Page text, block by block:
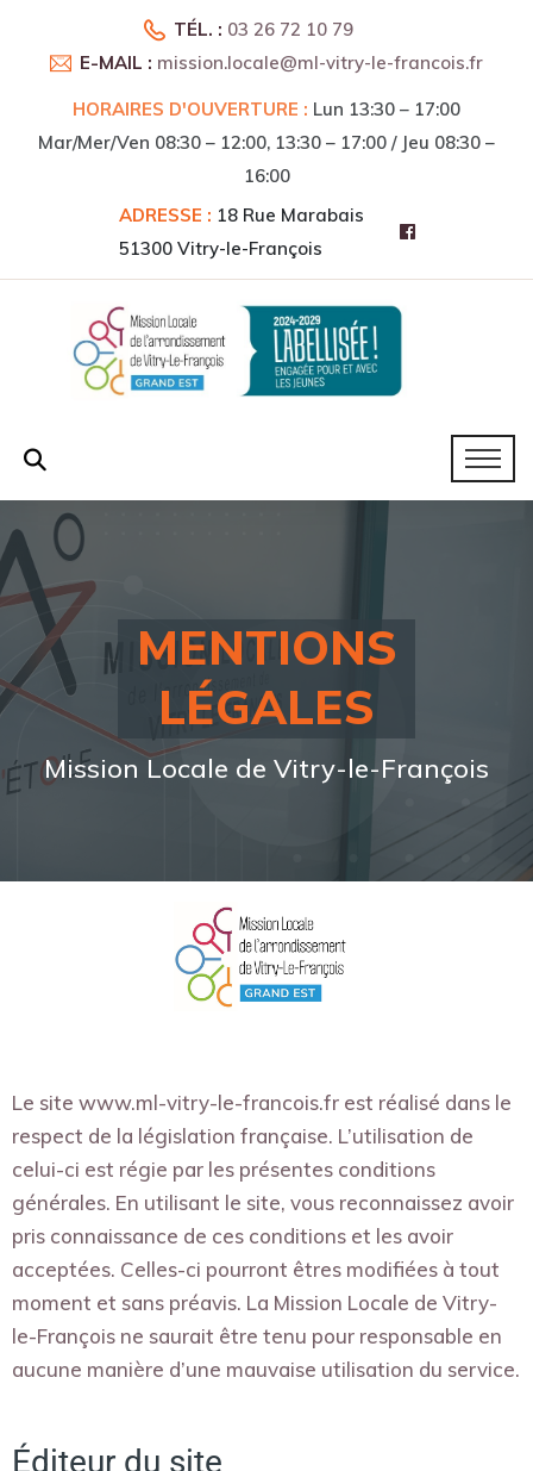
TÉL. : 03 26 72 10 79
E-MAIL : mission.locale@ml-vitry-le-francois.fr
HORAIRES D'OUVERTURE : Lun 13:30 – 17:00
Mar/Mer/Ven 08:30 – 12:00, 13:30 – 17:00 / Jeu 08:30 –
16:00
ADRESSE : 18 Rue Marabais
51300 Vitry-le-François
MENTIONS
LÉGALES
Mission Locale de Vitry-le-François
Le site www.ml-vitry-le-francois.fr est réalisé dans le
respect de la législation française. L’utilisation de
celui-ci est régie par les présentes conditions
générales. En utilisant le site, vous reconnaissez avoir
pris connaissance de ces conditions et les avoir
acceptées. Celles-ci pourront êtres modifiées à tout
moment et sans préavis. La Mission Locale de Vitry-
le-François ne saurait être tenu pour responsable en
aucune manière d’une mauvaise utilisation du service.
Éditeur du site